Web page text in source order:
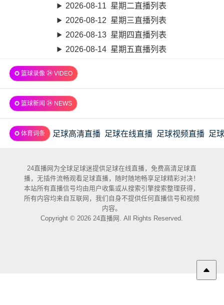
2026-08-11 星期二直播列表
2026-08-12 星期三直播列表
2026-08-13 星期四直播列表
2026-08-14 星期五直播列表
✪ 篮球录像 ㉔ VIDEO
✪ 篮球新闻 ㉔ NEWS
✪ 体育词条 足球高清直播 足球在线直播 足球视频直播 足
24直播网为全球足球迷提供足球在线直播，免费高清足球直
播，无插件流畅观看足球直播，随时随地畅享足球精彩对决！
本站所有直播信号均由用户收集或从搜索引擎搜索整理获得，
所有内容均来自互联网，我们自身不提供任何直播信号和视频
内容。
Copyright © 2026 24直播网. All Rights Reserved.